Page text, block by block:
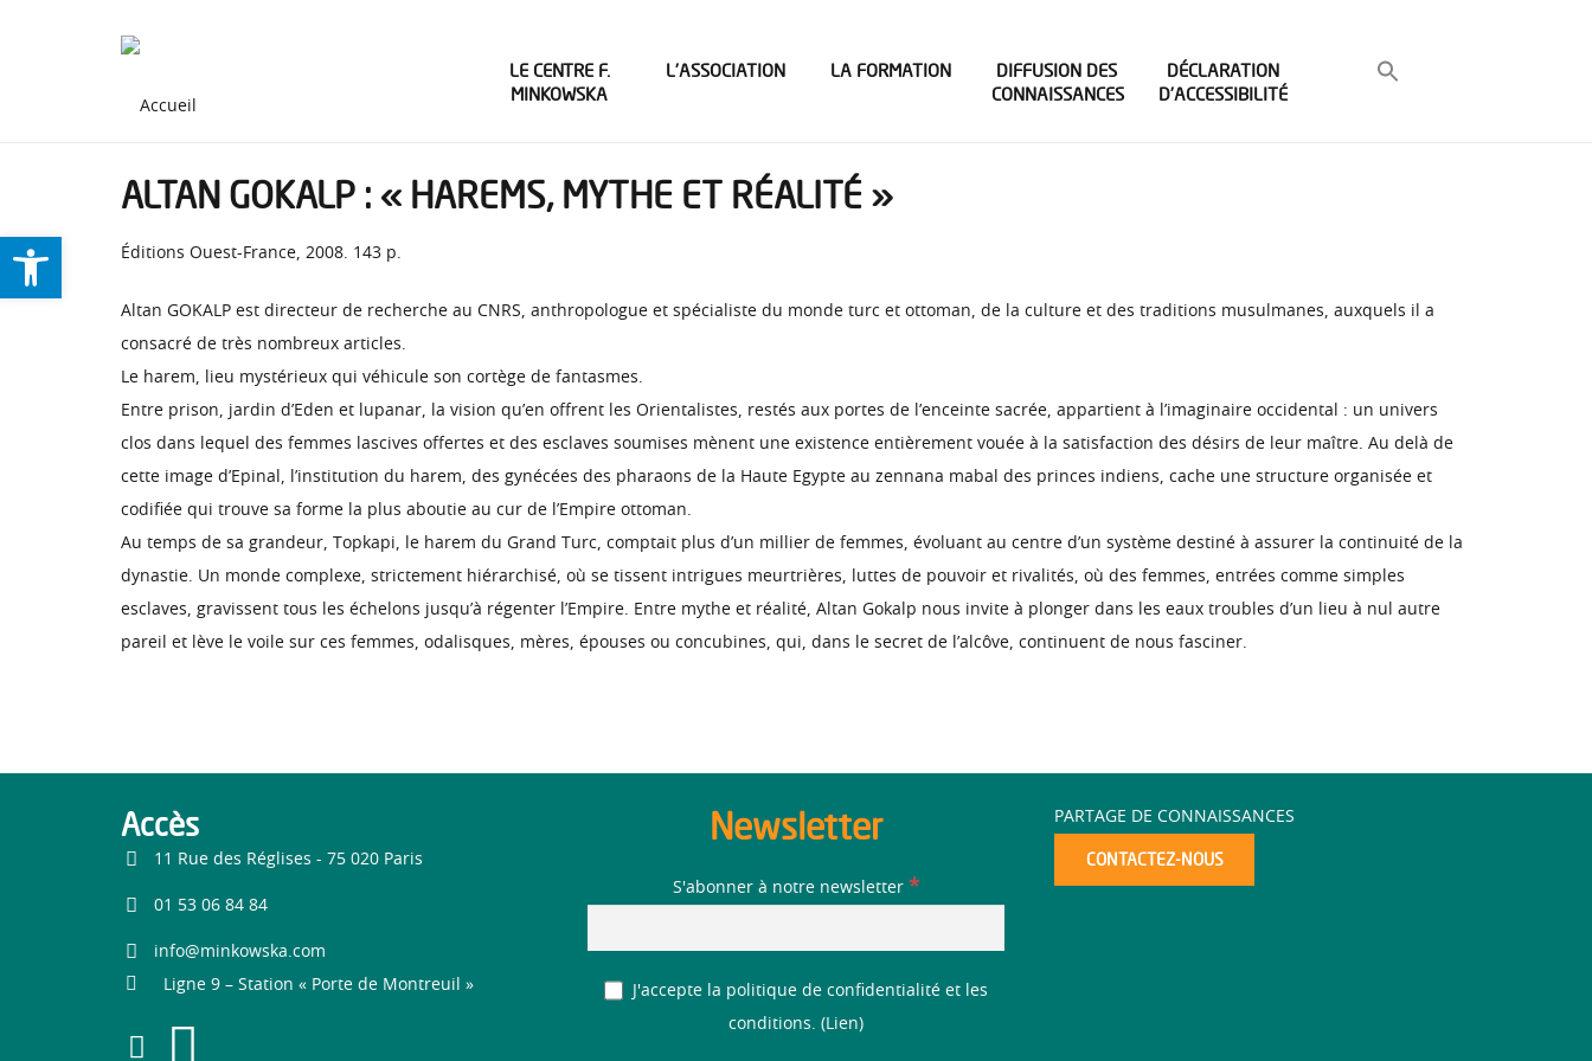
Ouvrir la barre d’outils
LE CENTRE F.
MINKOWSKA
L’ASSOCIATION LA FORMATION
DIFFUSION DES
CONNAISSANCES
DÉCLARATION
D’ACCESSIBILITÉ
ALTAN GOKALP : « HAREMS, MYTHE ET RÉALITÉ »
Éditions Ouest-France, 2008. 143 p.
Altan GOKALP est directeur de recherche au CNRS, anthropologue et spécialiste du monde turc et ottoman, de la culture et des traditions musulmanes, auxquels il a
consacré de très nombreux articles.
Le harem, lieu mystérieux qui véhicule son cortège de fantasmes.
Entre prison, jardin d’Eden et lupanar, la vision qu’en offrent les Orientalistes, restés aux portes de l’enceinte sacrée, appartient à l’imaginaire occidental : un univers
clos dans lequel des femmes lascives offertes et des esclaves soumises mènent une existence entièrement vouée à la satisfaction des désirs de leur maître. Au delà de
cette image d’Epinal, l’institution du harem, des gynécées des pharaons de la Haute Egypte au zennana mabal des princes indiens, cache une structure organisée et
codifiée qui trouve sa forme la plus aboutie au cur de l’Empire ottoman.
Au temps de sa grandeur, Topkapi, le harem du Grand Turc, comptait plus d’un millier de femmes, évoluant au centre d’un système destiné à assurer la continuité de la
dynastie. Un monde complexe, strictement hiérarchisé, où se tissent intrigues meurtrières, luttes de pouvoir et rivalités, où des femmes, entrées comme simples
esclaves, gravissent tous les échelons jusqu’à régenter l’Empire. Entre mythe et réalité, Altan Gokalp nous invite à plonger dans les eaux troubles d’un lieu à nul autre
pareil et lève le voile sur ces femmes, odalisques, mères, épouses ou concubines, qui, dans le secret de l’alcôve, continuent de nous fasciner.
Accès
11 Rue des Réglises - 75 020 Paris
01 53 06 84 84
info@minkowska.com
Ligne 9 – Station « Porte de Montreuil »
Newsletter
S'abonner à notre newsletter *
J'accepte la politique de confidentialité et les
conditions. ( Lien)
PARTAGE DE CONNAISSANCES
CONTACTEZ-NOUS